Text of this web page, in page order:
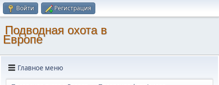
Войти Регистрация
Подводная охота в
Европе
Главное меню